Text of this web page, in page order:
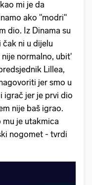
mi je da
ako "modri"
dio. Iz Dinama su
ni u dijelu
nije normalno, ubit'
Lillea,
jer smo u
igrač jer je prvi dio
nije baš igrao.
mu je utakmica
nogomet - tvrdi